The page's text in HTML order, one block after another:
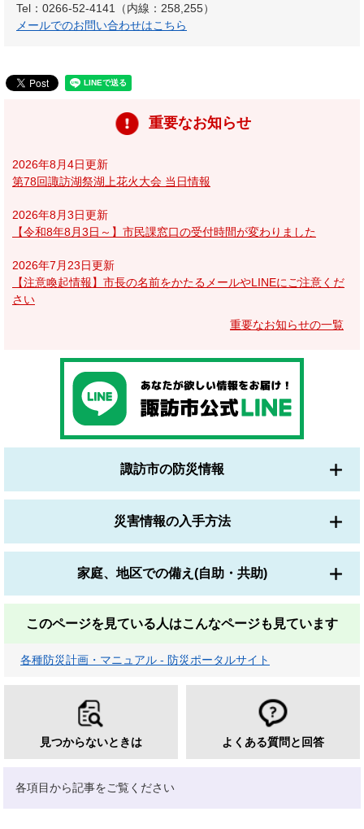
Tel：0266-52-4141（内線：258,255）
メールでのお問い合わせはこちら
重要なお知らせ
2026年8月4日更新
第78回諏訪湖祭湖上花火大会 当日情報
2026年8月3日更新
【令和8年8月3日～】市民課窓口の受付時間が変わりました
2026年7月23日更新
【注意喚起情報】市長の名前をかたるメールやLINEにご注意くだ
さい
重要なお知らせの一覧
諏訪市の防災情報
災害情報の入手方法
家庭、地区での備え(自助・共助)
このページを見ている人はこんなページも見ています
各種防災計画・マニュアル - 防災ポータルサイト
見つからないときは よくある質問と回答
各項目から記事をご覧ください